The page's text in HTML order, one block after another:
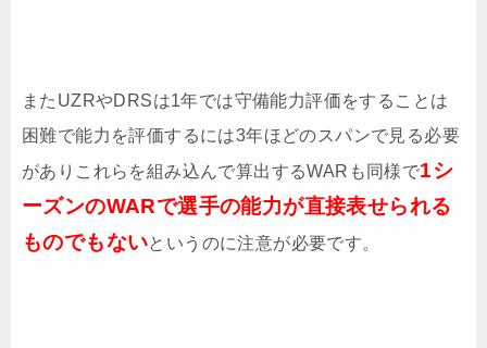
またUZRやDRSは1年では守備能力評価をすることは
困難で能力を評価するには3年ほどのスパンで見る必要
がありこれらを組み込んで算出するWARも同様で1シ
ーズンのWARで選手の能力が直接表せられる
ものでもないというのに注意が必要です。